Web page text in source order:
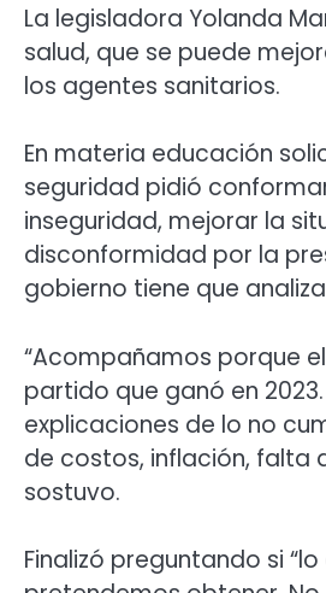
La legisladora Yolanda
salud, que se puede
los agentes sanitarios.
En materia educación
seguridad pidió
inseguridad, mejorar la
disconformidad por la
gobierno tiene que
“Acompañamos porque
partido que ganó en
explicaciones de lo no
de costos, inflación, falta
sostuvo.
Finalizó preguntando si